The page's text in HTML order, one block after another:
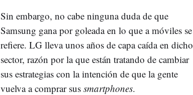
Sin embargo, no cabe ninguna duda de que
Samsung gana por goleada en lo que a móviles se
refiere. LG lleva unos años de capa caída en dicho
sector, razón por la que están tratando de cambiar
sus estrategias con la intención de que la gente
vuelva a comprar sus smartphones.